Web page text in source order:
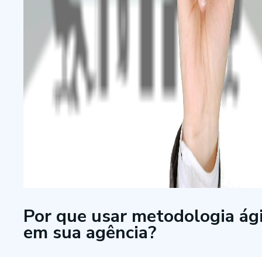
Por que usar metodologia
em sua agência?